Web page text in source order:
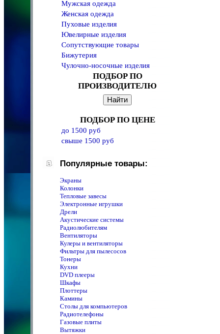
Мужская одежда
Женская одежда
Пуховые изделия
Ювелирные изделия
Сопутствующие товары
Бижутерия
Чулочно-носочные изделия
ПОДБОР ПО
ПРОИЗВОДИТЕЛЮ
ПОДБОР ПО ЦЕНЕ
до 1500 руб
свыше 1500 руб
Популярные товары:
Экраны
Колонки
Тепловые завесы
Электронные игрушки
Дрели
Акустические системы
Радиолюбителям
Вентиляторы
Кулеры и вентиляторы
Фильтры для пылесосов
Тонеры
Кухни
DVD плееры
Шкафы
Плоттеры
Камины
Столы для компьютеров
Радиотелефоны
Газовые плиты
Вытяжки